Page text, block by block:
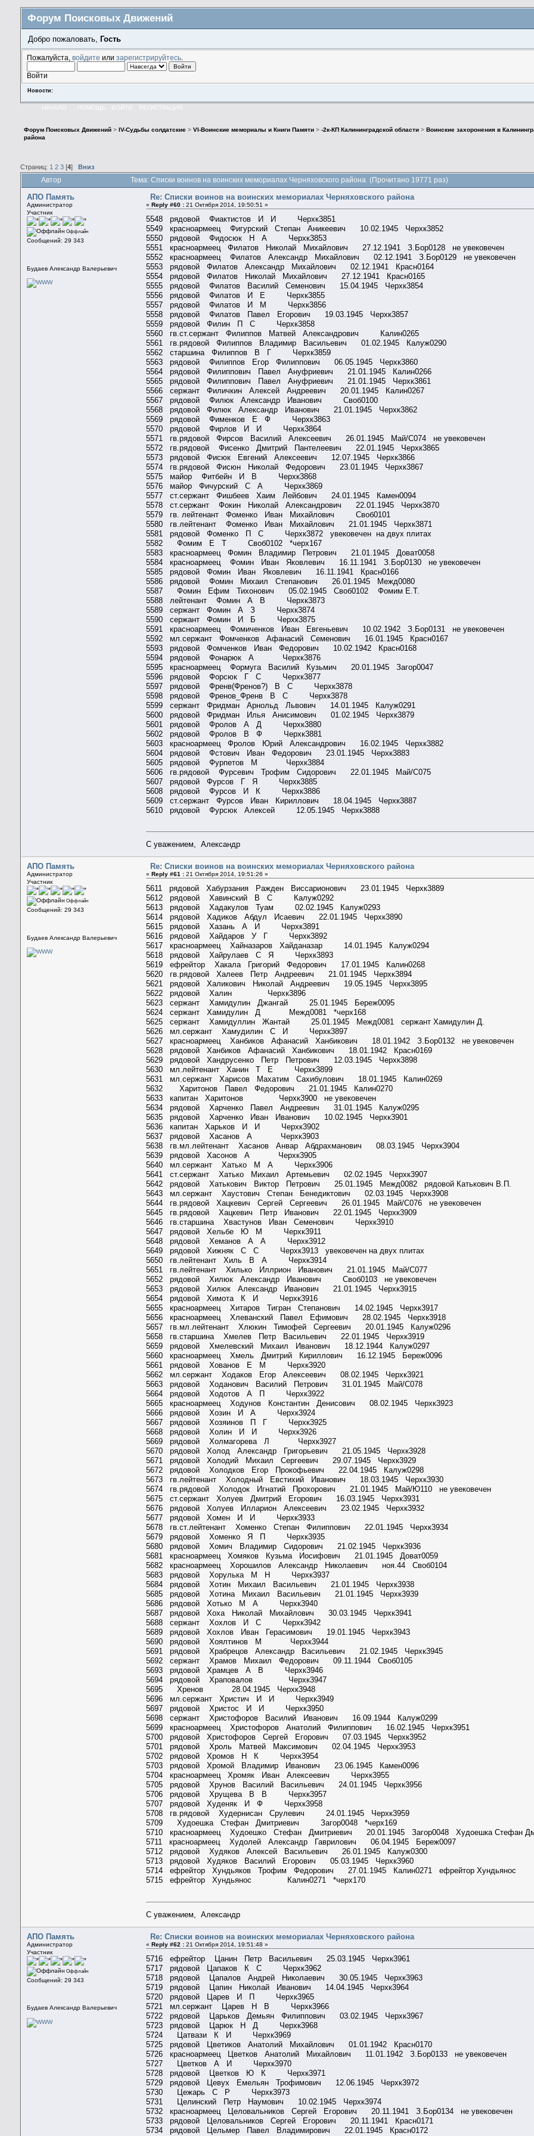
Форум Поисковых Движений
Добро пожаловать, Гость
Пожалуйста, войдите или зарегистрируйтесь.
Войти
Новости:
НАЧАЛО ПОМОЩЬ ВОЙТИ РЕГИСТРАЦИЯ
Форум Поисковых Движений > IV-Судьбы солдатские >VI-Воинские мемориалы и Книги Памяти >-2к-КП Калининградской области > Воинские захоронения в
района
Страниц: 1 2 3[4] Вниз
Автор Тема: Списки воинов на воинских мемориалах Черняховского района (Прочитано 19771 раз)
АПО Память
Администратор
Участник
Оффлайн
Сообщений: 29 343
Будаев Александр Валерьевич
Re: Списки воинов на воинских мемориалах Черняховского района
«Reply #60 : 21 Октября 2014, 19:50:51 »
5548 рядовой Фиактистов И И Черхк3851
5549 красноармеец Фигурский Степан Аникеевич 10.02.1945 Черхк3852
5550 рядовой Фидосюк Н А Черхк3853
5551 красноармеец Филатов Николай Михайлович 27.12.1941 З.Бор0128 не увековечен
5552 красноармеец Филатов Александр Михайлович 02.12.1941 З.Бор0129 не увековечен
5553 рядовой Филатов Александр Михайлович 02.12.1941 Красн0164
5554 рядовой Филатов Николай Михайлович 27.12.1941 Красн0165
5555 рядовой Филатов Василий Семенович 15.04.1945 Черхк3854
5556 рядовой Филатов И Е Черхк3855
5557 рядовой Филатов И М Черхк3856
5558 рядовой Филатов Павел Егорович 19.03.1945 Черхк3857
5559 рядовой Филин П С Черхк3858
5560 гв.ст.сержант Филиппов Матвей Александрович Калин0265
5561 гв.рядовой Филиппов Владимир Васильевич 01.02.1945 Калуж0290
5562 старшина Филиппов В Г Черхк3859
5563 рядовой Филиппов Егор Филиппович 06.05.1945 Черхк3860
5564 рядовой Филиппович Павел Ануфриевич 21.01.1945 Калин0266
5565 рядовой Филиппович Павел Ануфриевич 21.01.1945 Черхк3861
5566 сержант Филичкин Алексей Андреевич 20.01.1945 Калин0267
5567 рядовой Филюк Александр Иванович Своб0100
5568 рядовой Филюк Александр Иванович 21.01.1945 Черхк3862
5569 рядовой Фименков Е Ф Черхк3863
5570 рядовой Фирлов И И Черхк3864
5571 гв.рядовой Фирсов Василий Алексеевич 26.01.1945 Май/С074 не увековечен
5572 гв.рядовой Фисенко Дмитрий Пантелеевич 22.01.1945 Черхк3865
5573 рядовой Фисюк Евгений Алексеевич 12.07.1945 Черхк3866
5574 гв.рядовой Фисюн Николай Федорович 23.01.1945 Черхк3867
5575 майор Фитбейн И В Черхк3868
5576 майор Фичурский С А Черхк3869
5577 ст.сержант Фишбеев Хаим Лейбович 24.01.1945 Камен0094
5578 ст.сержант Фокин Николай Александрович 22.01.1945 Черхк3870
5579 гв. лейтенант Фоменко Иван Михайлович Своб0101
5580 гв.лейтенант Фоменко Иван Михайлович 21.01.1945 Черхк3871
5581 рядовой Фоменко П С Черхк3872 увековечен на двух плитах
5582 Фомим Е Т Своб0102 *черх167
5583 красноармеец Фомин Владимир Петрович 21.01.1945 Доват0058
5584 красноармеец Фомин Иван Яковлевич 16.11.1941 З.Бор0130 не увековечен
5585 рядовой Фомин Иван Яковлевич 16.11.1941 Красн0166
5586 рядовой Фомин Михаил Степанович 26.01.1945 Межд0080
5587 Фомин Ефим Тихонович 05.02.1945 Своб0102 Фомим Е.Т.
5588 лейтенант Фомин А В Черхк3873
5589 сержант Фомин А З Черхк3874
5590 сержант Фомин И Б Черхк3875
5591 красноармеец Фомиченков Иван Евгеньевич 10.02.1942 З.Бор0131 не увековечен
5592 мл.сержант Фомченков Афанасий Семенович 16.01.1945 Красн0167
5593 рядовой Фомченков Иван Федорович 10.02.1942 Красн0168
5594 рядовой Фонарюк А Черхк3876
5595 красноармеец Формуга Василий Кузьмич 20.01.1945 Загор0047
5596 рядовой Форсюк Г С Черхк3877
5597 рядовой Френв(Френов?) В С Черхк3878
5598 рядовой Френов_Френв В С Черхк3878
5599 сержант Фридман Арнольд Львович 14.01.1945 Калуж0291
5600 рядовой Фридман Илья Анисимович 01.02.1945 Черхк3879
5601 рядовой Фролов А Д Черхк3880
5602 рядовой Фролов В Ф Черхк3881
5603 красноармеец Фролов Юрий Александрович 16.02.1945 Черхк3882
5604 рядовой Фстович Иван Федорович 23.01.1945 Черхк3883
5605 рядовой Фурпетов М Черхк3884
5606 гв.рядовой Фурсевич Трофим Сидорович 22.01.1945 Май/С075
5607 рядовой Фурсов Г Я Черхк3885
5608 рядовой Фурсов И К Черхк3886
5609 ст.сержант Фурсов Иван Кириллович 18.04.1945 Черхк3887
5610 рядовой Фурсюк Алексей 12.05.1945 Черхк3888
С уважением, Александр
АПО Память
Администратор
Участник
Оффлайн
Сообщений: 29 343
Будаев Александр Валерьевич
Re: Списки воинов на воинских мемориалах Черняховского района
«Reply #61 : 21 Октября 2014, 19:51:26 »
5611 рядовой Хабурзания Ражден Виссарионович 23.01.1945 Черхк3889
5612 рядовой Хавинский B C Калуж0292
5613 рядовой Хадакулов Туам 02.02.1945 Калуж0293
5614 рядовой Хадиков Абдул Исаевич 22.01.1945 Черхк3890
5615 рядовой Хазань А И Черхк3891
5616 рядовой Хайдаров У Г Черхк3892
5617 красноармеец Хайназаров Хайданазар 14.01.1945 Калуж0294
5618 рядовой Хайрулаев С Я Черхк3893
5619 ефрейтор Хакала Григорий Федорович 17.01.1945 Калин0268
5620 гв.рядовой Халеев Петр Андреевич 21.01.1945 Черхк3894
5621 рядовой Халикович Николай Андреевич 19.05.1945 Черхк3895
5622 рядовой Халин Черхк3896
5623 сержант Хамидулин Джангай 25.01.1945 Береж0095
5624 сержант Хамидулин Д Межд0081 *черх168
5625 сержант Хамидуллин Жантай 25.01.1945 Межд0081 сержант Хамидулин Д.
5626 мл.сержант Хамудилин С И Черхк3897
5627 красноармеец Ханбиков Афанасий Ханбикович 18.01.1942 З.Бор0132 не увековечен
5628 рядовой Ханбиков Афанасий Ханбикович 18.01.1942 Красн0169
5629 рядовой Хандрусенко Петр Петрович 12.03.1945 Черхк3898
5630 мл.лейтенант Ханин Т Е Черхк3899
5631 мл.сержант Харисов Махатим Сахибулович 18.01.1945 Калин0269
5632 Харитонов Павел Федорович 21.01.1945 Калин0270
5633 капитан Харитонов Черхк3900 не увековечен
5634 рядовой Харченко Павел Андреевич 31.01.1945 Калуж0295
5635 рядовой Харченко Иван Иванович 10.02.1945 Черхк3901
5636 капитан Харьков И И Черхк3902
5637 рядовой Хасанов А Черхк3903
5638 гв.мл.лейтенант Хасанов Анвар Абдрахманович 08.03.1945 Черхк3904
5639 рядовой Хасонов А Черхк3905
5640 мл.сержант Хатько М А Черхк3906
5641 ст.сержант Хатько Михаил Артемьевич 02.02.1945 Черхк3907
5642 рядовой Хатькович Виктор Петрович 25.01.1945 Межд0082 рядовой Катькович В.П.
5643 мл.сержант Хаустович Степан Бенедиктович 02.03.1945 Черхк3908
5644 гв.рядовой Хацкевич Сергей Сергеевич 26.01.1945 Май/С076 не увековечен
5645 гв.рядовой Хацкевич Петр Иванович 22.01.1945 Черхк3909
5646 гв.старшина Хвастунов Иван Семенович Черхк3910
5647 рядовой Хельбе Ю М Черхк3911
5648 рядовой Хеманов А А Черхк3912
5649 рядовой Хижняк С С Черхк3913 увековечен на двух плитах
5650 гв.лейтенант Хиль В А Черхк3914
5651 гв.лейтенант Хилько Иллрион Иванович 21.01.1945 Май/С077
5652 рядовой Хилюк Александр Иванович Своб0103 не увековечен
5653 рядовой Хилюк Александр Иванович 21.01.1945 Черхк3915
5654 рядовой Химота К И Черхк3916
5655 красноармеец Хитаров Тигран Степанович 14.02.1945 Черхк3917
5656 красноармеец Хлеванский Павел Ефимович 28.02.1945 Черхк3918
5657 гв.мл.лейтенант Хлюкин Тимофей Сергеевич 20.01.1945 Калуж0296
5658 гв.старшина Хмелев Петр Васильевич 22.01.1945 Черхк3919
5659 рядовой Хмелевский Михаил Иванович 18.12.1944 Калуж0297
5660 красноармеец Хмель Дмитрий Кириллович 16.12.1945 Береж0096
5661 рядовой Хованов Е М Черхк3920
5662 мл.сержант Ходаков Егор Алексеевич 08.02.1945 Черхк3921
5663 рядовой Ходанович Василий Петрович 31.01.1945 Май/С078
5664 рядовой Ходотов А П Черхк3922
5665 красноармеец Ходунов Константин Денисович 08.02.1945 Черхк3923
5666 рядовой Хозин И А Черхк3924
5667 рядовой Хозяинов П Г Черхк3925
5668 рядовой Холин И И Черхк3926
5669 рядовой Холмагорева Л Черхк3927
5670 рядовой Холод Александр Григорьевич 21.05.1945 Черхк3928
5671 рядовой Холодий Михаил Сергеевич 29.07.1945 Черхк3929
5672 рядовой Холодков Егор Прокофьевич 22.04.1945 Калуж0298
5673 гв.лейтенант Холодный Евстихий Иванович 18.03.1945 Черхк3930
5674 гв.рядовой Холодок Игнатий Прохорович 21.01.1945 Май/Ю110 не увековечен
5675 ст.сержант Холуев Дмитрий Егорович 16.03.1945 Черхк3931
5676 рядовой Холуев Илларион Алексеевич 23.02.1945 Черхк3932
5677 рядовой Хомен И И Черхк3933
5678 гв.ст.лейтенант Хоменко Степан Филиппович 22.01.1945 Черхк3934
5679 рядовой Хоменко Я П Черхк3935
5680 рядовой Хомич Владимир Сидорович 21.02.1945 Черхк3936
5681 красноармеец Хомяков Кузьма Иосифович 21.01.1945 Доват0059
5682 красноармеец Хорошилов Александр Николаевич ноя.44 Своб0104
5683 рядовой Хорулька М Н Черхк3937
5684 рядовой Хотин Михаил Васильевич 21.01.1945 Черхк3938
5685 рядовой Хотина Михаил Васильевич 21.01.1945 Черхк3939
5686 рядовой Хотько М А Черхк3940
5687 рядовой Хоха Николай Михайлович 30.03.1945 Черхк3941
5688 сержант Хохлов И С Черхк3942
5689 рядовой Хохлов Иван Герасимович 19.01.1945 Черхк3943
5690 рядовой Хоялтинов М Черхк3944
5691 рядовой Храбрецов Александр Васильевич 21.02.1945 Черхк3945
5692 сержант Храмов Михаил Федорович 09.11.1944 Своб0105
5693 рядовой Храмцев А В Черхк3946
5694 рядовой Храповалов Черхк3947
5695 Хренов 28.04.1945 Черхк3948
5696 мл.сержант Христич И И Черхк3949
5697 рядовой Христос И И Черхк3950
5698 сержант Христофоров Василий Иванович 16.09.1944 Калуж0299
5699 красноармеец Христофоров Анатолий Филиппович 16.02.1945 Черхк3951
5700 рядовой Христофоров Сергей Егорович 07.03.1945 Черхк3952
5701 рядовой Хроль Матвей Максимович 02.04.1945 Черхк3953
5702 рядовой Хромов Н К Черхк3954
5703 рядовой Хромой Владимир Иванович 23.06.1945 Камен0096
5704 красноармеец Хромяк Иван Алексеевич Черхк3955
5705 рядовой Хрунов Василий Васильевич 24.01.1945 Черхк3956
5706 рядовой Хрущева В В Черхк3957
5707 рядовой Худеняк И Ф Черхк3958
5708 гв.рядовой Худернисан Срулевич 24.01.1945 Черхк3959
5709 Худоешка Стефан Дмитриевич Загор0048 *черх169
5710 красноармеец Худоешко Стефан Дмитриевич 20.01.1945 Загор0048 Худоешка Стефан
5711 красноармеец Худолей Александр Гаврилович 06.04.1945 Береж0097
5712 рядовой Худяков Алексей Васильевич 26.01.1945 Калуж0300
5713 рядовой Худяков Василий Егорович 05.03.1945 Черхк3960
5714 ефрейтор Хундьяков Трофим Федорович 27.01.1945 Калин0271 ефрейтор Хундьянос
5715 ефрейтор Хундьянос Калин0271 *черх170
С уважением, Александр
АПО Память
Администратор
Участник
Оффлайн
Сообщений: 29 343
Будаев Александр Валерьевич
Re: Списки воинов на воинских мемориалах Черняховского района
«Reply #62 : 21 Октября 2014, 19:51:48 »
5716 ефрейтор Цанин Петр Васильевич 25.03.1945 Черхк3961
5717 рядовой Цапаков К С Черхк3962
5718 рядовой Цапалов Андрей Николаевич 30.05.1945 Черхк3963
5719 рядовой Цапин Николай Иванович 14.04.1945 Черхк3964
5720 рядовой Царев И П Черхк3965
5721 мл.сержант Царев Н В Черхк3966
5722 рядовой Царьков Демьян Филиппович 03.02.1945 Черхк3967
5723 рядовой Царюк Н Д Черхк3968
5724 Цатвази К И Черхк3969
5725 рядовой Цветиков Анатолий Михайлович 01.01.1942 Красн0170
5726 красноармеец Цветков Анатолий Михайлович 11.01.1942 З.Бор0133 не увековечен
5727 Цветков А И Черхк3970
5728 рядовой Цветков Ю К Черхк3971
5729 рядовой Цевух Емельян Трофимович 12.06.1945 Черхк3972
5730 Цежарь С Р Черхк3973
5731 Целинский Петр Наумович 10.02.1945 Черхк3974
5732 красноармеец Целовальников Сергей Егорович 20.11.1941 З.Бор0134 не увековечен
5733 рядовой Целовальников Сергей Егорович 20.11.1941 Красн0171
5734 рядовой Цельмер Павел Владимирович 22.01.1945 Красн0172